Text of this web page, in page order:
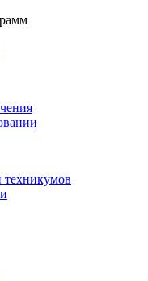
техникумов